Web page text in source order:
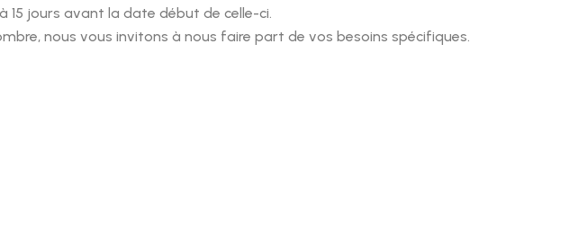
15 jours avant la date début de celle-ci.
nous vous invitons à nous faire part de vos besoins spécifiques.